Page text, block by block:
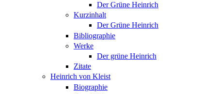
Der Grüne Heinrich
Kurzinhalt
Der Grüne Heinrich
Bibliographie
Werke
Der grüne Heinrich
Zitate
Heinrich von Kleist
Biographie